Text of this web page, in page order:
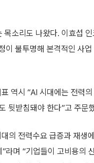
소리도 나왔다. 이효섭
불투명해 본격적인 사
역시 “AI 시대에는 전력
뒷받침돼야 한다”고 주문
의 전력수요 급증과 재생
라며 “기업들이 고비용의